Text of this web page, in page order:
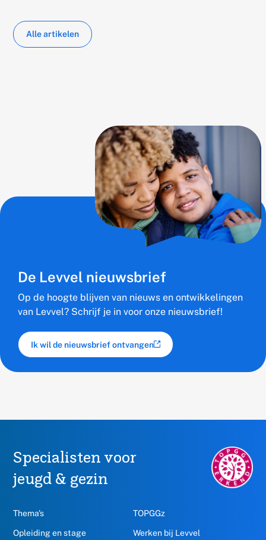
Alle artikelen
De Levvel nieuwsbrief
Op de hoogte blijven van nieuws en ontwikkelingen
van Levvel? Schrijf je in voor onze nieuwsbrief!
Ik wil de nieuwsbrief ontvangen
(externe link)
Specialisten voor
jeugd & gezin
TOPGGz.nl,
opent
in
Thema's TOPGGz
Opleiding en stage Werken bij Levvel